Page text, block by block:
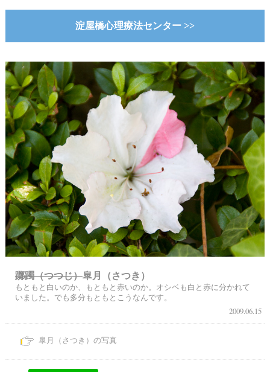
淀屋橋心理療法センター >>
躑躅（つつじ）皐月（さつき）
もともと白いのか、もともと赤いのか。オシベも白と赤に分かれて
いました。でも多分もともとこうなんです。
2009.06.15
皐月（さつき）の写真